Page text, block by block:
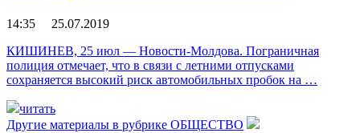
14:35 25.07.2019
КИШИНЕВ, 25 июл — Новости-Молдова. Пограничная
полиция отмечает, что в связи с летними отпусками
сохраняется высокий риск автомобильных пробок на …
читать
Другие материалы в рубрике ОБЩЕСТВО